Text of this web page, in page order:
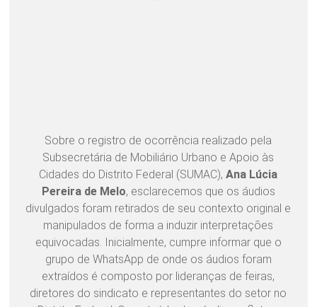
Sobre o registro de ocorrência realizado pela
Subsecretária de Mobiliário Urbano e Apoio às
Cidades do Distrito Federal (SUMAC),Ana Lúcia
Pereira de Melo, esclarecemos que os áudios
divulgados foram retirados de seu contexto original e
manipulados de forma a induzir interpretações
equivocadas. Inicialmente, cumpre informar que o
grupo de WhatsApp de onde os áudios foram
extraídos é composto por lideranças de feiras,
diretores do sindicato e representantes do setor no